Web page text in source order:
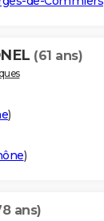
(61 ans)
)
)
ans)